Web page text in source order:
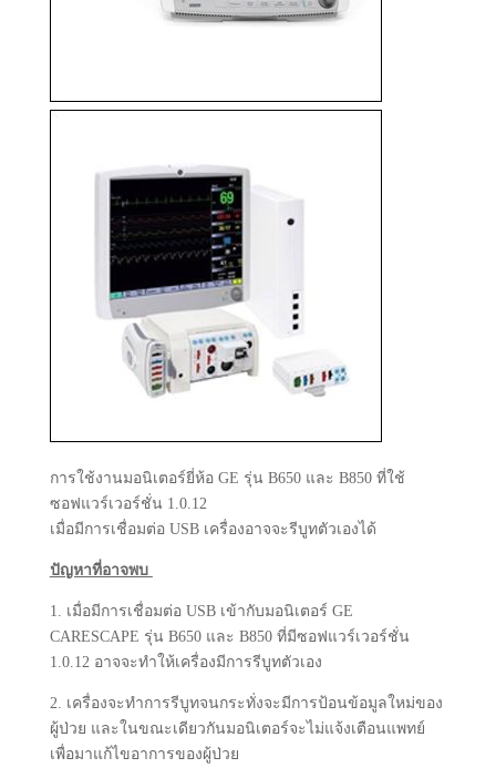
การใช้งานมอนิเตอร์ยี่ห้อ GE รุ่น B650 และ B850 ที่ใช้
ซอฟแวร์เวอร์ชั่น 1.0.12
เมื่อมีการเชื่อมต่อ USB เครื่องอาจจะรีบูทตัวเองได้
ปัญหาที่อาจพบ
1. เมื่อมีการเชื่อมต่อ USB เข้ากับมอนิเตอร์ GE
CARESCAPE รุ่น B650 และ B850 ที่มีซอฟแวร์เวอร์ชั่น
1.0.12 อาจจะทำให้เครื่องมีการรีบูทตัวเอง
2. เครื่องจะทำการรีบูทจนกระทั่งจะมีการป้อนข้อมูลใหม่ของ
ผู้ป่วย และในขณะเดียวกันมอนิเตอร์จะไม่แจ้งเตือนแพทย์
เพื่อมาแก้ไขอาการของผู้ป่วย